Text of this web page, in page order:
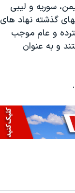
سوریه و لیبی
گذشته نهاد های
و عام موجب
و به عنوان